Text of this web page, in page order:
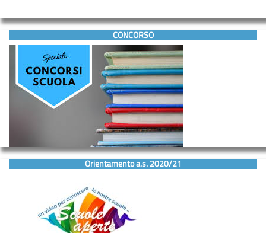
CONCORSO
Orientamento a.s. 2020/21